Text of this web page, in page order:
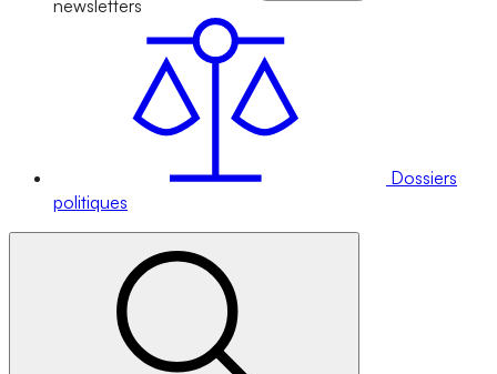
newsletters
Dossiers
politiques